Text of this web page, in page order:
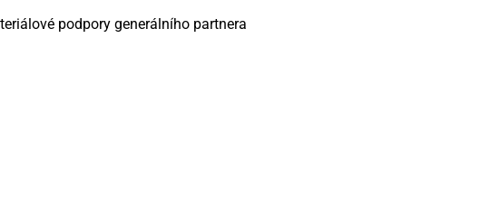
podpory generálního partnera